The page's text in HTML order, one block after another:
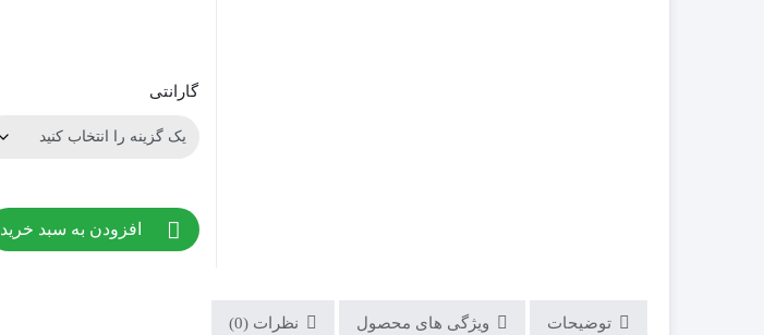
گارانتی
افزودن به سبد خرید
توضیحات ویژگی های محصول نظرات (0)